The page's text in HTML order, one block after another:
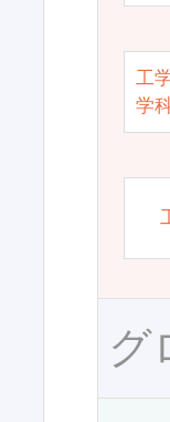
工
学
グ